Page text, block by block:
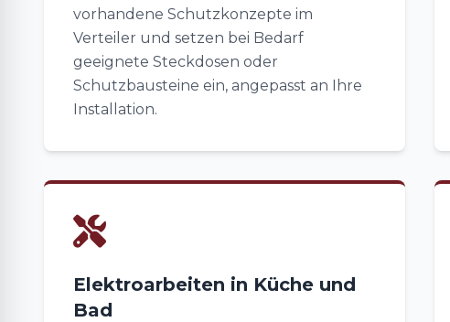
vorhandene Schutzkonzepte im
Verteiler und setzen bei Bedarf
geeignete Steckdosen oder
Schutzbausteine ein, angepasst an Ihre
Installation.
Elektroarbeiten in Küche und
Bad